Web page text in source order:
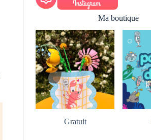
Ma boutique
Gratuit